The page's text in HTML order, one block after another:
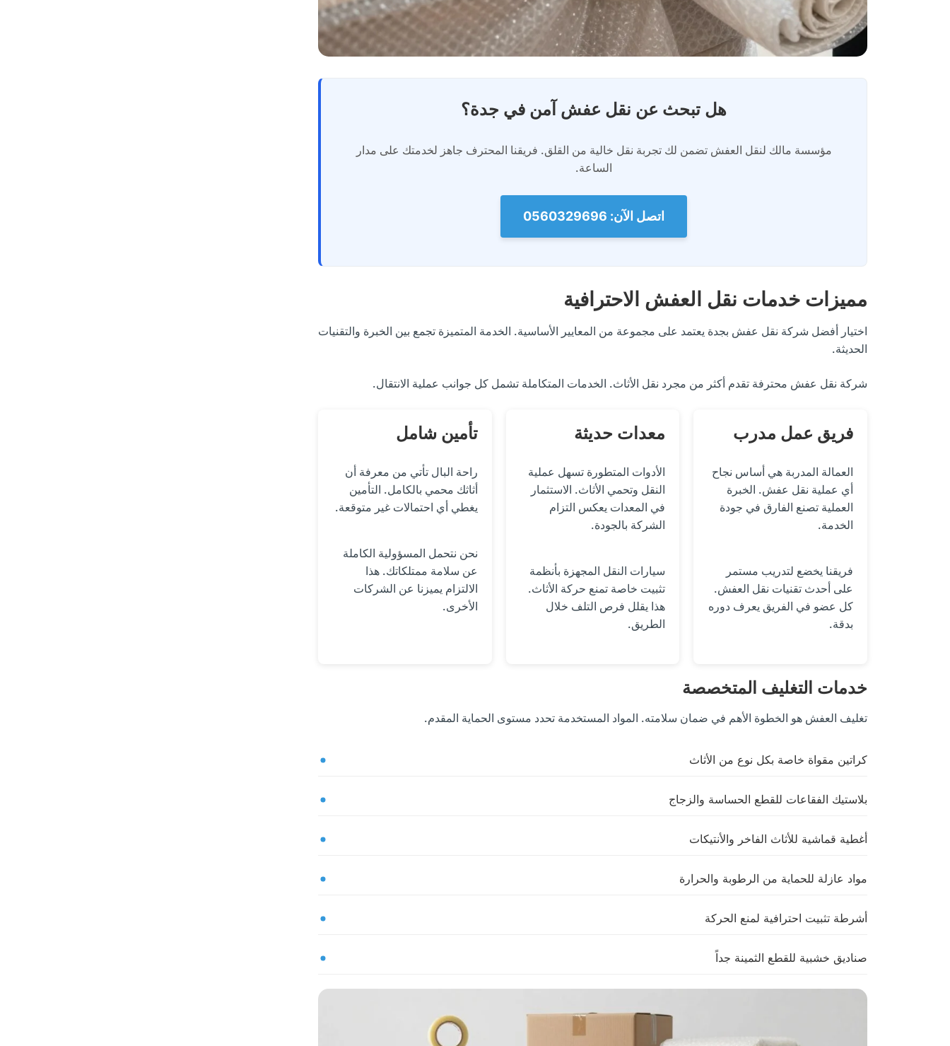
هل تبحث عن نقل عفش آمن في جدة؟
مؤسسة مالك لنقل العفش تضمن لك تجربة نقل خالية من القلق. فريقنا المحترف جاهز لخدمتك على مدار
الساعة.
اتصل الآن: 0560329696
مميزات خدمات نقل العفش الاحترافية
اختيار أفضل شركة نقل عفش بجدة يعتمد على مجموعة من المعايير الأساسية. الخدمة المتميزة تجمع بين الخبرة والتقنيات
الحديثة.
شركة نقل عفش محترفة تقدم أكثر من مجرد نقل الأثاث. الخدمات المتكاملة تشمل كل جوانب عملية الانتقال.
فريق عمل مدرب
العمالة المدربة هي أساس نجاح
أي عملية نقل عفش. الخبرة
العملية تصنع الفارق في جودة
الخدمة.
فريقنا يخضع لتدريب مستمر
على أحدث تقنيات نقل العفش.
كل عضو في الفريق يعرف دوره
بدقة.
معدات حديثة
الأدوات المتطورة تسهل عملية
النقل وتحمي الأثاث. الاستثمار
في المعدات يعكس التزام
الشركة بالجودة.
سيارات النقل المجهزة بأنظمة
تثبيت خاصة تمنع حركة الأثاث.
هذا يقلل فرص التلف خلال
الطريق.
تأمين شامل
راحة البال تأتي من معرفة أن
أثاثك محمي بالكامل. التأمين
يغطي أي احتمالات غير متوقعة.
نحن نتحمل المسؤولية الكاملة
عن سلامة ممتلكاتك. هذا
الالتزام يميزنا عن الشركات
الأخرى.
خدمات التغليف المتخصصة
تغليف العفش هو الخطوة الأهم في ضمان سلامته. المواد المستخدمة تحدد مستوى الحماية المقدم.
كراتين مقواة خاصة بكل نوع من الأثاث
بلاستيك الفقاعات للقطع الحساسة والزجاج
أغطية قماشية للأثاث الفاخر والأنتيكات
مواد عازلة للحماية من الرطوبة والحرارة
أشرطة تثبيت احترافية لمنع الحركة
صناديق خشبية للقطع الثمينة جداً